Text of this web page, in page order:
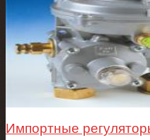
Импортные